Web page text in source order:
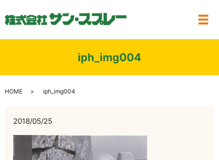
メ
iph_img004
HOME iph_img004
2018/05/25